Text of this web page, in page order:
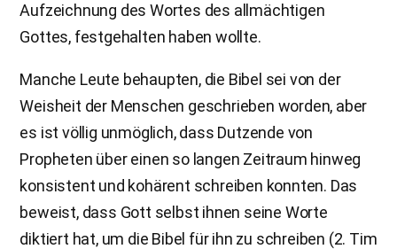
Aufzeichnung des Wortes des allmächtigen
Gottes, festgehalten haben wollte.
Manche Leute behaupten, die Bibel sei von der
Weisheit der Menschen geschrieben worden, aber
es ist völlig unmöglich, dass Dutzende von
Propheten über einen so langen Zeitraum hinweg
konsistent und kohärent schreiben konnten. Das
beweist, dass Gott selbst ihnen seine Worte
diktiert hat, um die Bibel für ihn zu schreiben (2. Tim